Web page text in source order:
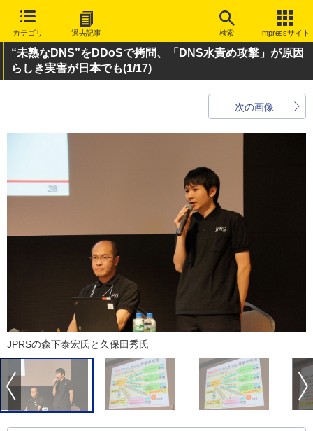
カテゴリ 過去記事 検索 Impressサイト
“未熟なDNS”をDDoSで拷問、「DNS水責め攻撃」が原因
らしき実害が日本でも(1/17)
次の画像
JPRSの森下泰宏氏と久保田秀氏